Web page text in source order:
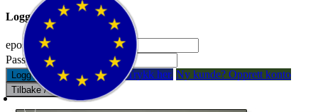
Logg inn til din konto.
epostadresse:
Passord:
Logg inn Glemt passord? Trykk her. Ny kunde? Opprett konto
Tilbake / Lukk